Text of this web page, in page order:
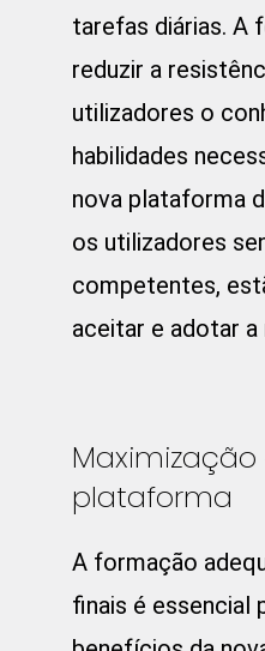
tarefas diárias. A
reduzir a
utilizadores o
habilidades
nova plataforma
os utilizadores
competentes,
aceitar e adotar
plataforma
A formação
finais é essencial